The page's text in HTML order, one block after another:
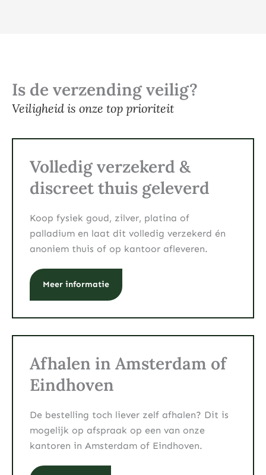
Is de verzending veilig?
Veiligheid is onze top prioriteit
Volledig verzekerd &
discreet thuis geleverd
Koop fysiek goud, zilver, platina of
palladium en laat dit volledig verzekerd én
anoniem thuis of op kantoor afleveren.
Meer informatie
Afhalen in Amsterdam of
Eindhoven
De bestelling toch liever zelf afhalen? Dit is
mogelijk op afspraak op een van onze
kantoren in Amsterdam of Eindhoven.